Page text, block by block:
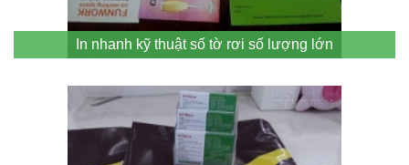
In nhanh kỹ thuật số tờ rơi số lượng lớn